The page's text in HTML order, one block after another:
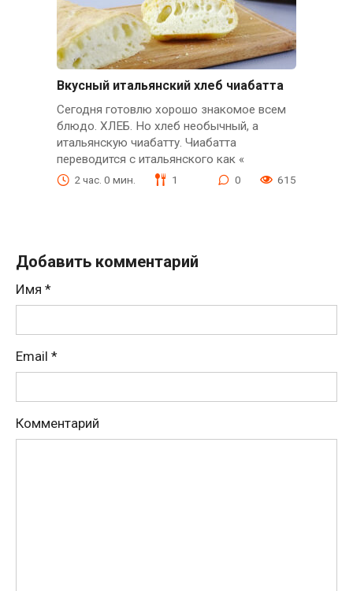
Вкусный итальянский хлеб чиабатта
Сегодня готовлю хорошо знакомое всем
блюдо. ХЛЕБ. Но хлеб необычный, а
итальянскую чиабатту. Чиабатта
переводится с итальянского как «
2 час. 0 мин. 1 0 615
Добавить комментарий
Имя *
Email *
Комментарий